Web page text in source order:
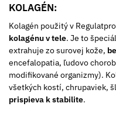
KOLAGÉN:
Kolagén použitý v
kolagénu v tele. Je to
extrahuje zo surovej kože,
encefalopatia, ľudovo
modifikované organizmy).
všetkých kostí, chrupaviek,
prispieva k stabilite.